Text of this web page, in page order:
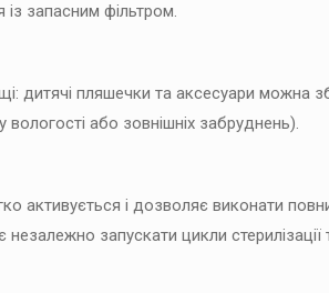
із запасним фільтром.
дитячі пляшечки та аксесуари можна
або зовнішніх забруднень).
активується і дозволяє виконати
запускати цикли